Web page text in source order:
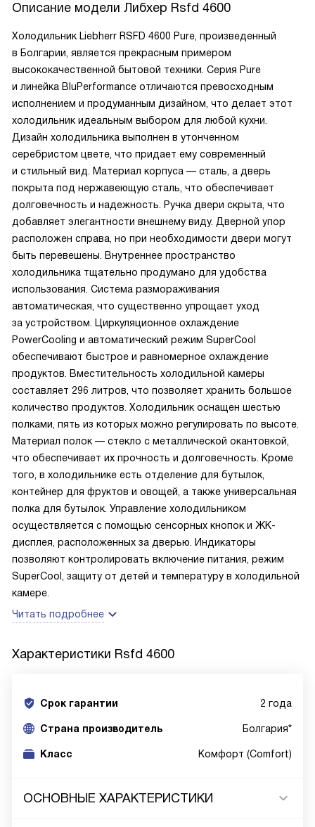
Описание модели Либхер Rsfd 4600
Холодильник Liebherr RSFD 4600 Pure, произведенный
в Болгарии, является прекрасным примером
высококачественной бытовой техники. Серия Pure
и линейка BluPerformance отличаются превосходным
исполнением и продуманным дизайном, что делает этот
холодильник идеальным выбором для любой кухни.
Дизайн холодильника выполнен в утонченном
серебристом цвете, что придает ему современный
и стильный вид. Материал корпуса — сталь, а дверь
покрыта под нержавеющую сталь, что обеспечивает
долговечность и надежность. Ручка двери скрыта, что
добавляет элегантности внешнему виду. Дверной упор
расположен справа, но при необходимости двери могут
быть перевешены. Внутреннее пространство
холодильника тщательно продумано для удобства
использования. Система размораживания
автоматическая, что существенно упрощает уход
за устройством. Циркуляционное охлаждение
PowerCooling и автоматический режим SuperCool
обеспечивают быстрое и равномерное охлаждение
продуктов. Вместительность холодильной камеры
составляет 296 литров, что позволяет хранить большое
количество продуктов. Холодильник оснащен шестью
полками, пять из которых можно регулировать по высоте.
Материал полок — стекло с металлической окантовкой,
что обеспечивает их прочность и долговечность. Кроме
того, в холодильнике есть отделение для бутылок,
контейнер для фруктов и овощей, а также универсальная
полка для бутылок. Управление холодильником
осуществляется с помощью сенсорных кнопок и ЖК-
дисплея, расположенных за дверью. Индикаторы
позволяют контролировать включение питания, режим
SuperCool, защиту от детей и температуру в холодильной
камере.
Читать подробнее
Характеристики Rsfd 4600
Срок гарантии 2 года
Cтрана производитель Болгария*
Класс Комфорт (Comfort)
ОСНОВНЫЕ ХАРАКТЕРИСТИКИ